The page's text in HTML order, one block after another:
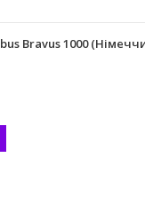
Bravus 1000